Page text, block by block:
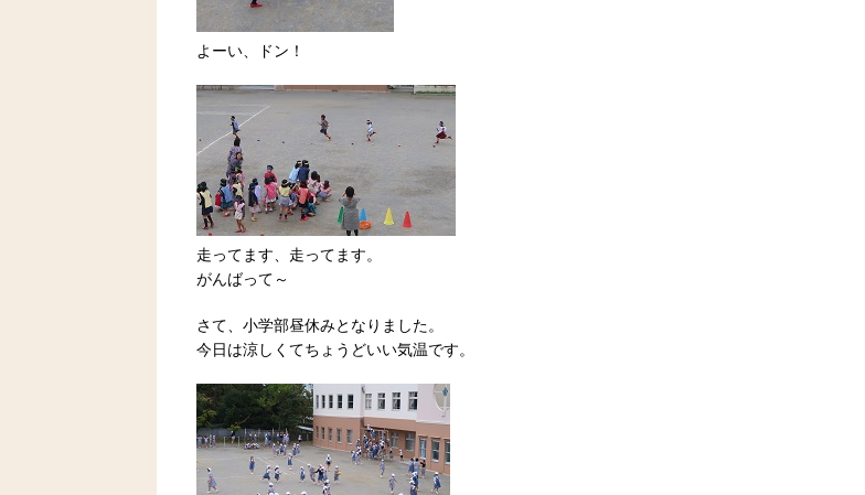
よーい、ドン！
走ってます、走ってます。
がんばって～
さて、小学部昼休みとなりました。
今日は涼しくてちょうどいい気温です。